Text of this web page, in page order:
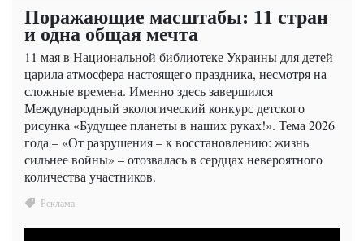
Поражающие масштабы: 11 стран
и одна общая мечта
11 мая в Национальной библиотеке Украины для детей
царила атмосфера настоящего праздника, несмотря на
сложные времена. Именно здесь завершился
Международный экологический конкурс детского
рисунка «Будущее планеты в наших руках!». Тема 2026
года – «От разрушения – к восстановлению: жизнь
сильнее войны» – отозвалась в сердцах невероятного
количества участников.